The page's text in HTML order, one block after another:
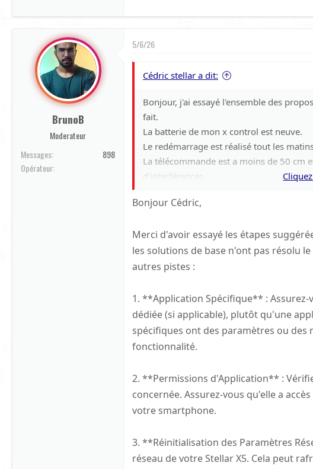
5. **Réassociation** : Supprimez la X-
Nous trouverons une solution ensemble !
Bien à vous,
BrunoB
Moderateur
Messages
898
Opérateur
5/6/26
Cédric stellar a dit:
Bonjour, j'ai essayé l'ensemble des
fait.
La batterie de mon x control est neuve.
Le redémarrage est réalisé tout les
La télécommande est a moins de 50 cm
d'interférences.
Pas de mise à jour sur mon stellar en
Mais rien n'y fait pas. Ma télécommande
paramètres bluetooth, mais lorsque je
Bonjour Cédric,
Merci d'avoir essayé les étapes
les solutions de base n'ont pas résolu
autres pistes :
1. **Application Spécifique** :
dédiée (si applicable), plutôt qu'une
spécifiques ont des paramètres ou des
fonctionnalité.
2. **Permissions d'Application** :
concernée. Assurez-vous qu'elle a
votre smartphone.
3. **Réinitialisation des Paramètres
réseau de votre Stellar X5. Cela peut